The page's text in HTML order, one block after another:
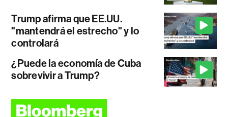
Trump afirma que EE.UU.
"mantendrá el estrecho" y lo
controlará
¿Puede la economía de Cuba
sobrevivir a Trump?